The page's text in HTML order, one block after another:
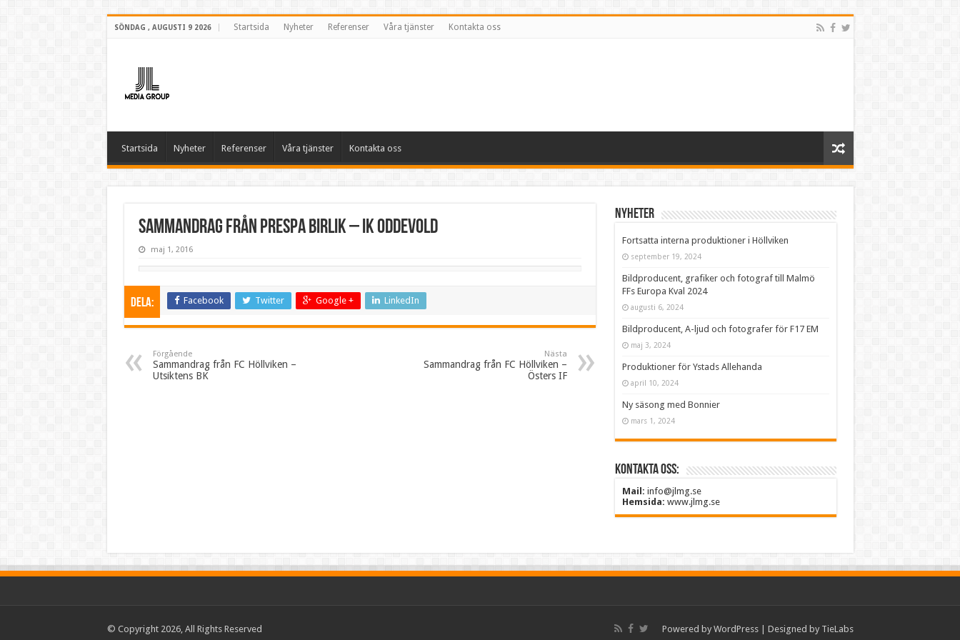
SÖNDAG , AUGUSTI 9 2026 Startsida Nyheter Referenser Våra tjänster Kontakta oss
Startsida Nyheter Referenser Våra tjänster Kontakta oss
Sammandrag från Prespa Birlik – IK Oddevold
maj 1, 2016
DELA: Facebook Twitter Google + LinkedIn
Förgående
Sammandrag från FC Höllviken –
Utsiktens BK
Nästa
Sammandrag från FC Höllviken –
Östers IF
Nyheter
Fortsatta interna produktioner i Höllviken
september 19, 2024
Bildproducent, grafiker och fotograf till Malmö
FFs Europa Kval 2024
augusti 6, 2024
Bildproducent, A-ljud och fotografer för F17 EM
maj 3, 2024
Produktioner för Ystads Allehanda
april 10, 2024
Ny säsong med Bonnier
mars 1, 2024
Kontakta oss:
Mail: info@jlmg.se
Hemsida: www.jlmg.se
Powered by WordPress| Designed by TieLabs
© Copyright 2026, All Rights Reserved